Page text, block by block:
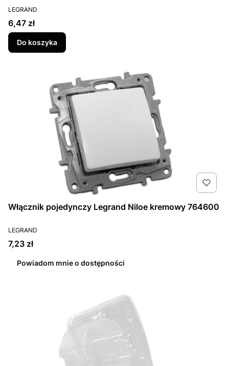
PRODUCENT
LEGRAND
Cena
6,47 zł
Do koszyka
Włącznik pojedynczy Legrand Niloe kremowy 764600
PRODUCENT
LEGRAND
Cena
7,23 zł
Powiadom mnie o dostępności